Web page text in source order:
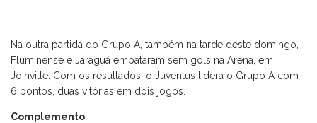
Na outra partida do Grupo A, também na tarde deste domingo,
Fluminense e Jaraguá empataram sem gols na Arena, em
Joinville. Com os resultados, o Juventus lidera o Grupo A com
6 pontos, duas vitórias em dois jogos.
Complemento